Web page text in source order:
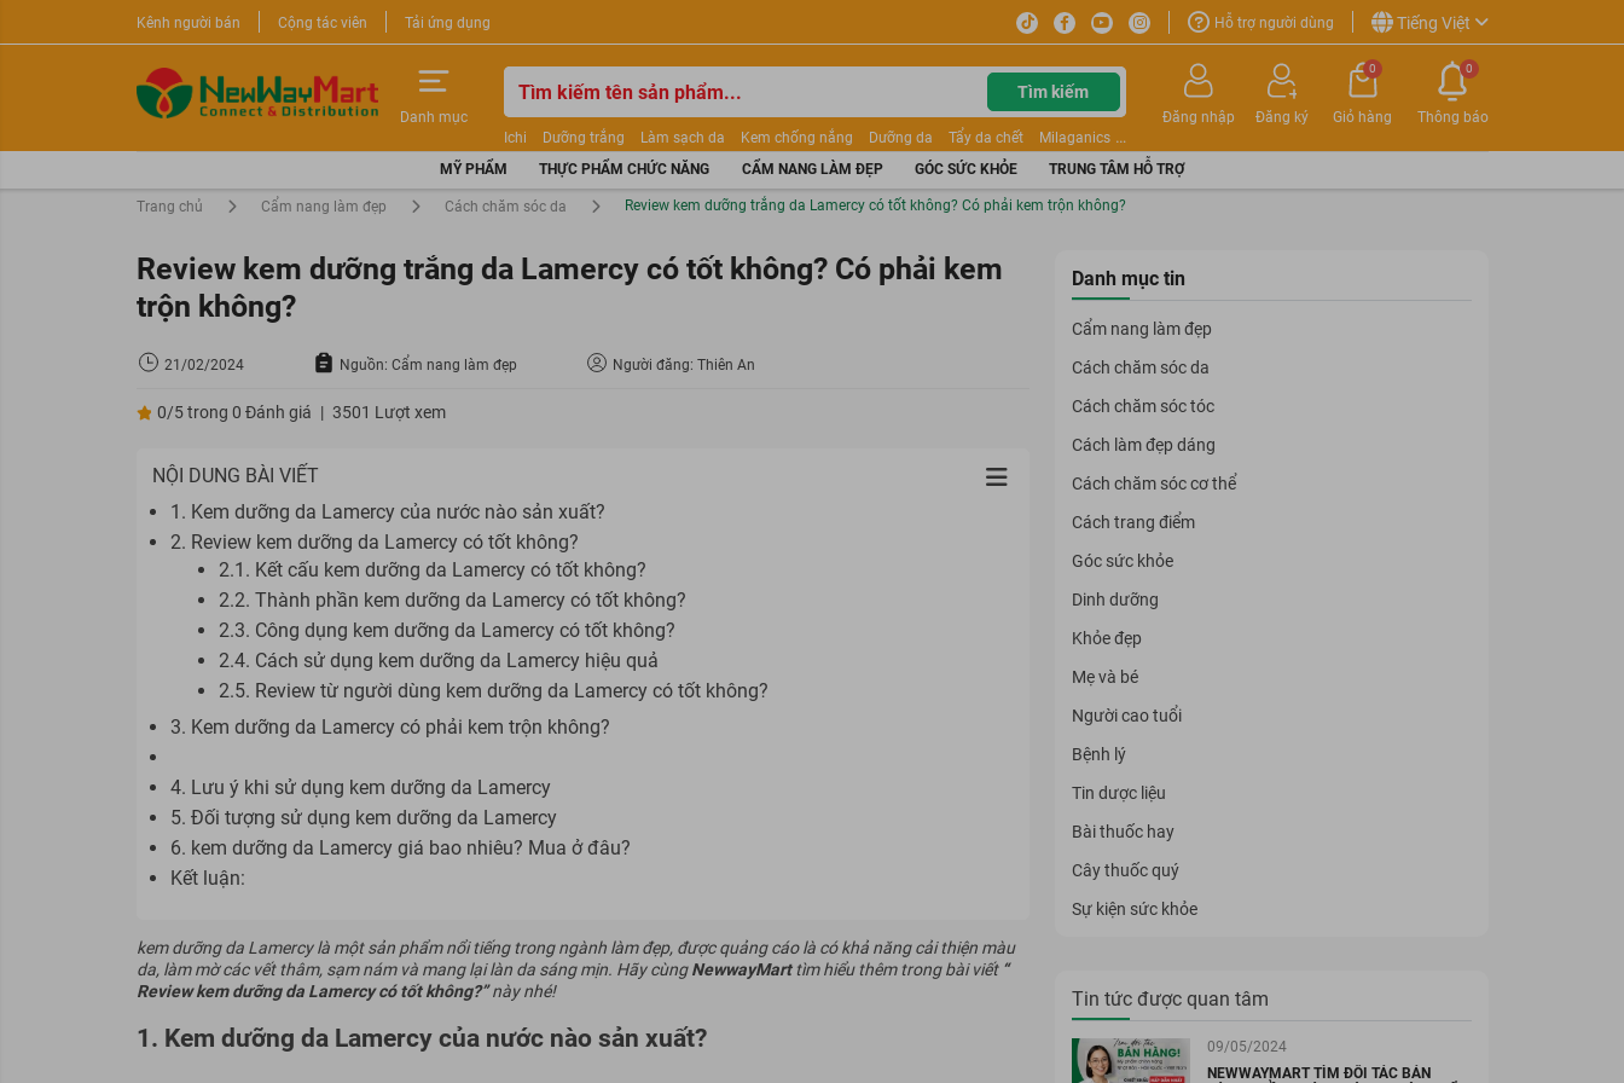
Kênh người bán Cộng tác viên Tải ứng dụng Hỗ trợ người dùng Tiếng Việt
Danh mục
Tìm kiếm
Ichi Dưỡng trắng Làm sạch da Kem chống nắng Dưỡng da Tẩy da chết
Milaganics
Nước tẩy trang
Kem trang điểm Dưỡng trắng Dior Mỹ phẩm Mặt nạ
Tinh chất
Sữa rửa mặt
Đăng nhập Đăng ký
0
Giỏ hàng Thông báo
0
MỸ PHẨM THỰC PHẨM CHỨC NĂNG CẨM NANG LÀM ĐẸP GÓC SỨC KHỎE TRUNG TÂM HỖ TRỢ
Trang chủ Cẩm nang làm đẹp Cách chăm sóc da Review kem dưỡng trắng da Lamercy có tốt không? Có phải kem trộn không?
Review kem dưỡng trắng da Lamercy có tốt không? Có phải kem
trộn không?
21/02/2024 Nguồn: Cẩm nang làm đẹp Người đăng: Thiên An
0/5 trong 0 Đánh giá | 3501 Lượt xem
NỘI DUNG BÀI VIẾT
1. Kem dưỡng da Lamercy của nước nào sản xuất?
2. Review kem dưỡng da Lamercy có tốt không?
2.1. Kết cấu kem dưỡng da Lamercy có tốt không?
2.2. Thành phần kem dưỡng da Lamercy có tốt không?
2.3. Công dụng kem dưỡng da Lamercy có tốt không?
2.4. Cách sử dụng kem dưỡng da Lamercy hiệu quả
2.5. Review từ người dùng kem dưỡng da Lamercy có tốt không?
3. Kem dưỡng da Lamercy có phải kem trộn không?
4. Lưu ý khi sử dụng kem dưỡng da Lamercy
5. Đối tượng sử dụng kem dưỡng da Lamercy
6. kem dưỡng da Lamercy giá bao nhiêu? Mua ở đâu?
Kết luận:
kem dưỡng da Lamercy là một sản phẩm nổi tiếng trong ngành làm đẹp, được quảng cáo là có khả năng cải thiện màu
da, làm mờ các vết thâm, sạm nám và mang lại làn da sáng mịn. Hãy cùngNewwayMarttìm hiểu thêm trong bài viết “
Review kem dưỡng da Lamercy có tốt không?”này nhé!
1. Kem dưỡng da Lamercy của nước nào sản xuất?
Danh mục tin
Cẩm nang làm đẹp
Cách chăm sóc da
Cách chăm sóc tóc
Cách làm đẹp dáng
Cách chăm sóc cơ thể
Cách trang điểm
Góc sức khỏe
Dinh dưỡng
Khỏe đẹp
Mẹ và bé
Người cao tuổi
Bệnh lý
Tin dược liệu
Bài thuốc hay
Cây thuốc quý
Sự kiện sức khỏe
Tin tức được quan tâm
09/05/2024
NEWWAYMART TÌM ĐỐI TÁC BÁN